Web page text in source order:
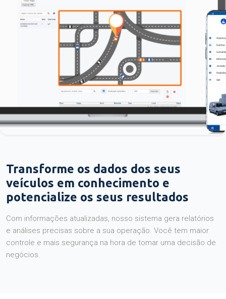
Transforme os dados dos seus
veículos em conhecimento e
potencialize os seus resultados
Com informações atualizadas, nosso sistema gera relatórios
e análises precisas sobre a sua operação. Você tem maior
controle e mais segurança na hora de tomar uma decisão de
negócios.